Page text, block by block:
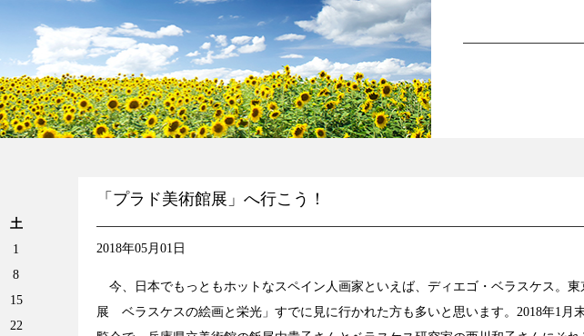
土
1
8
15
22
「プラド美術館展」へ行こう！
2018年05月01日
今、日本でもっともホットなスペイン人画家といえば、ディエゴ・ベラスケス。
展 ベラスケスの絵画と栄光」すでに見に行かれた方も多いと思います。2018年1月